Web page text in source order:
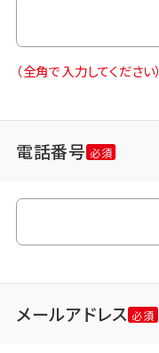
（全角で入力してください）
電話番号
メールアドレス